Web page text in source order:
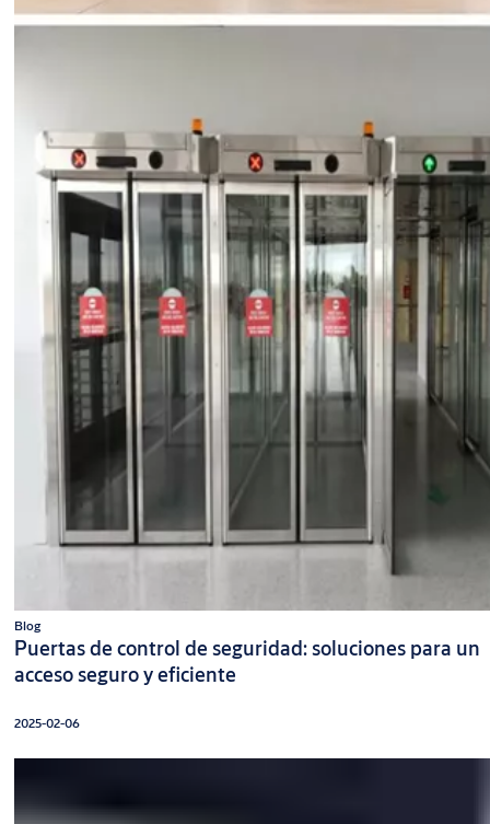
Blog
Puertas de control de seguridad: soluciones para un
acceso seguro y eficiente
2025-02-06